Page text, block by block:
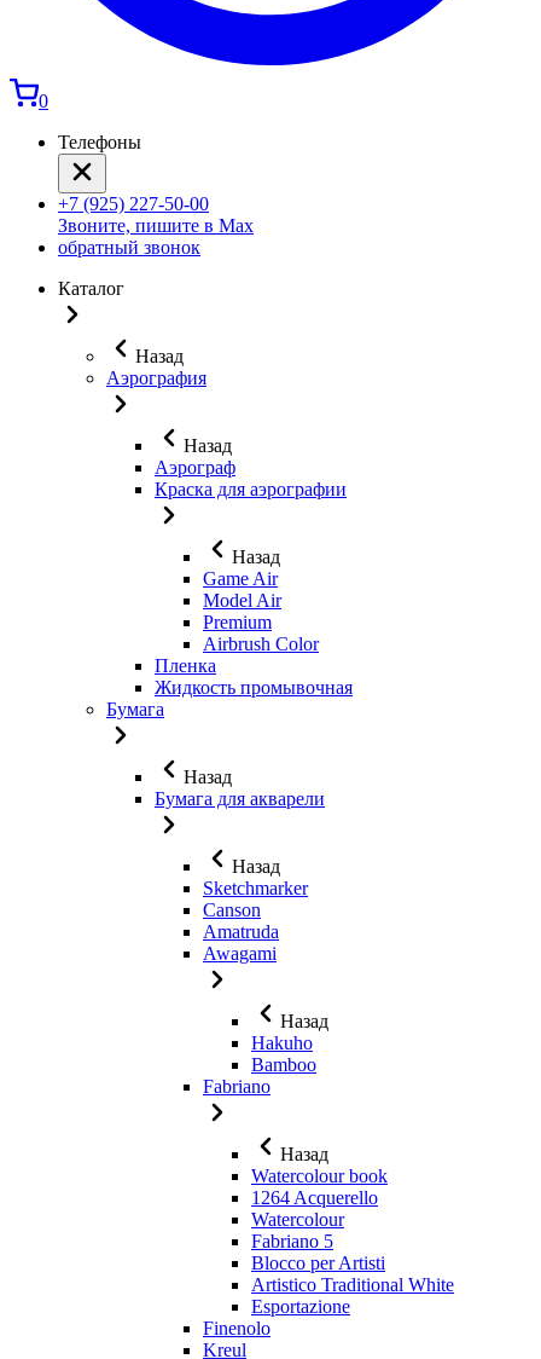
0
Телефоны
+7 (925) 227-50-00
Звоните, пишите в Max
обратный звонок
Каталог
Назад
Аэрография
Назад
Аэрограф
Краска для аэрографии
Назад
Game Air
Model Air
Premium
Airbrush Color
Пленка
Жидкость промывочная
Бумага
Назад
Бумага для акварели
Назад
Sketchmarker
Canson
Amatruda
Awagami
Назад
Hakuho
Bamboo
Fabriano
Назад
Watercolour book
1264 Acquerello
Watercolour
Fabriano 5
Blocco per Artisti
Artistico Traditional White
Esportazione
Finenolo
Kreul